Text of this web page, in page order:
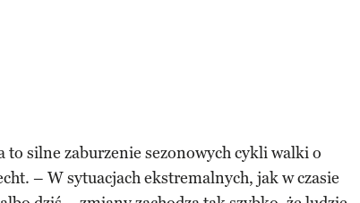
to silne zaburzenie sezonowych cykli walki o
– W sytuacjach ekstremalnych, jak w czasie